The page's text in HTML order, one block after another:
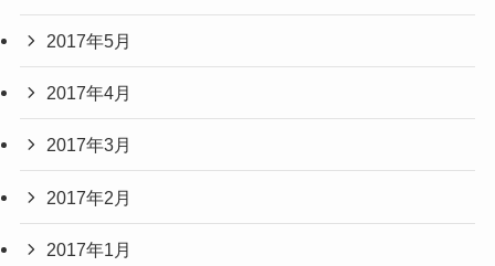
2017年5月
2017年4月
2017年3月
2017年2月
2017年1月